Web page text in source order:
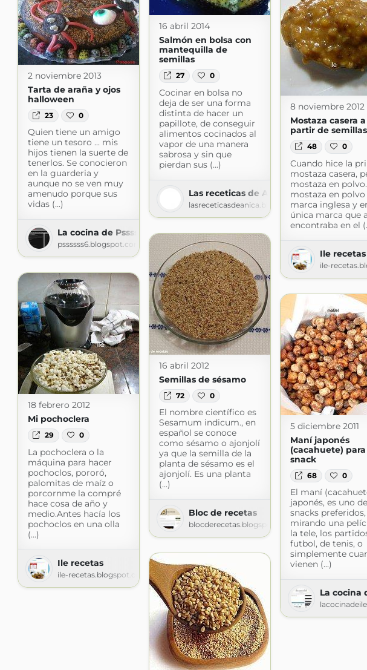
16 abril 2014
Salmón en bolsa con
mantequilla de
semillas
27 0
Cocinar en bolsa no
deja de ser una forma
distinta de hacer un
papillote, de conseguir
alimentos cocinados al
vapor de una manera
sabrosa y sin que
pierdan sus (...)
Las receticas de Anica
lasreceticasdeanica.blogspot.com
2 noviembre 2013
Tarta de araña y ojos
halloween
23 0
Quien tiene un amigo
tiene un tesoro ... mis
hijos tienen la suerte de
tenerlos. Se conocieron
en la guarderia y
aunque no se ven muy
amenudo porque sus
vidas (...)
La cocina de Pssssss
pssssss6.blogspot.com
8 noviembre 2012
Mostaza casera a
partir de semillas
48 0
Cuando hice la
mostaza casera,
mostaza en
mostaza en polvo
marca inglesa y
única marca que
encontraba en el
Ile recetas
ile-
16 abril 2012
Semillas de sésamo
72 0
El nombre científico es
Sesamum indicum., en
español se conoce
como sésamo o ajonjolí
ya que la semilla de la
planta de sésamo es el
ajonjolí. Es una planta
(...)
Bloc de recetas
blocderecetas.blogspot.com
18 febrero 2012
Mi pochoclera
29 0
La pochoclera o la
máquina para hacer
pochoclos, pororó,
palomitas de maíz o
porcornme la compré
hace cosa de año y
medio.Antes hacía los
pochoclos en una olla
(...)
Ile recetas
ile-recetas.blogspot.com
5 diciembre 2011
Maní japonés
(cacahuete) para
snack
68 0
El maní
japonés, es uno
snacks preferidos,
mirando una
la tele, los
futbol, de tenis, o
simplemente
vienen (...)
La cocina